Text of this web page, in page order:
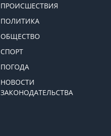
ПРОИСШЕСТВИЯ
ПОЛИТИКА
ОБЩЕСТВО
СПОРТ
ПОГОДА
НОВОСТИ
ЗАКОНОДАТЕЛЬСТВА